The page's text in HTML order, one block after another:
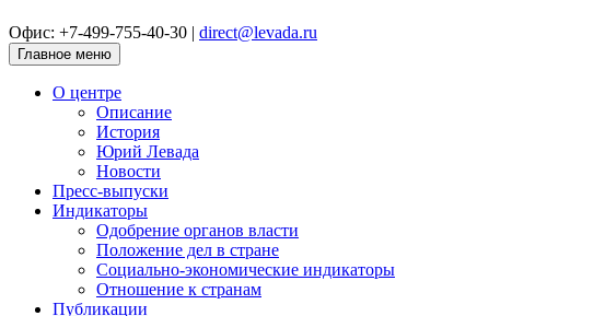
Офис: +7-499-755-40-30 | direct@levada.ru
Главное меню
О центре
Описание
История
Юрий Левада
Новости
Пресс-выпуски
Индикаторы
Одобрение органов власти
Положение дел в стране
Социально-экономические индикаторы
Отношение к странам
Публикации